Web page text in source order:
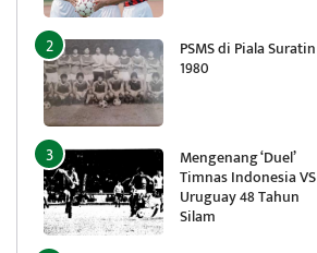
PSMS di Piala Suratin
1980
Mengenang ‘Duel’
Timnas Indonesia VS
Uruguay 48 Tahun
Silam